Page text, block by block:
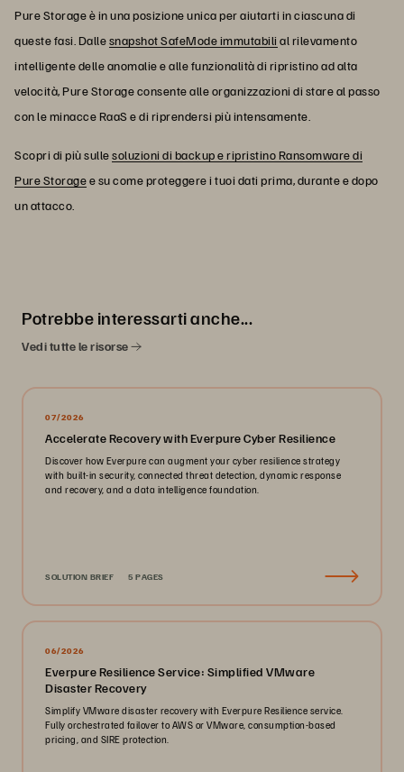
Pure Storage è in una posizione unica per aiutarti in ciascuna di
queste fasi. Dallesnapshot SafeMode immutabili al rilevamento
intelligente delle anomalie e alle funzionalità di ripristino ad alta
velocità, Pure Storage consente alle organizzazioni di stare al passo
con le minacce RaaS e di riprendersi più intensamente.
Scopri di più sullesoluzioni di backup e ripristino Ransomware di
Pure Storagee su come proteggere i tuoi dati prima, durante e dopo
un attacco.
Potrebbe interessarti anche...
Vedi tutte le risorse
07/2026
Accelerate Recovery with Everpure Cyber Resilience
Discover how Everpure can augment your cyber resilience strategy
with built-in security, connected threat detection, dynamic response
and recovery, and a data intelligence foundation.
SOLUTION BRIEF 5 PAGES
06/2026
Everpure Resilience Service: Simplified VMware
Disaster Recovery
Simplify VMware disaster recovery with Everpure Resilience service.
Fully orchestrated failover to AWS or VMware, consumption-based
pricing, and SIRE protection.